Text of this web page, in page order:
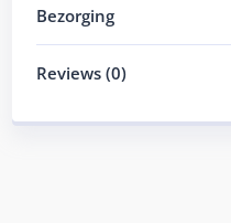
Bezorging
Reviews (0)